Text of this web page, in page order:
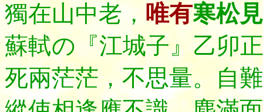
獨在山中老，唯有寒松
蘇軾の『江城子』乙卯
死兩茫茫，不思量。自